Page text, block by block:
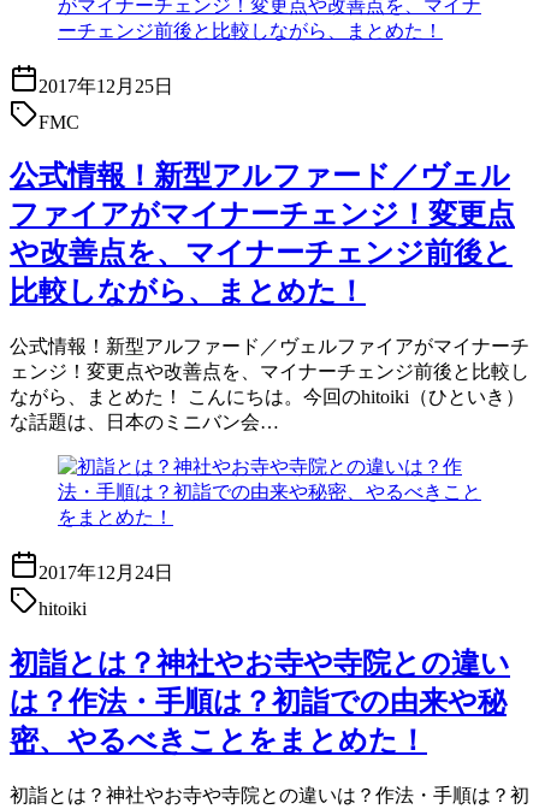
2017年12月25日
FMC
公式情報！新型アルファード／ヴェル
ファイアがマイナーチェンジ！変更点
や改善点を、マイナーチェンジ前後と
比較しながら、まとめた！
公式情報！新型アルファード／ヴェルファイアがマイナーチ
ェンジ！変更点や改善点を、マイナーチェンジ前後と比較し
ながら、まとめた！ こんにちは。今回のhitoiki（ひといき）
な話題は、日本のミニバン会…
2017年12月24日
hitoiki
初詣とは？神社やお寺や寺院との違い
は？作法・手順は？初詣での由来や秘
密、やるべきことをまとめた！
初詣とは？神社やお寺や寺院との違いは？作法・手順は？初